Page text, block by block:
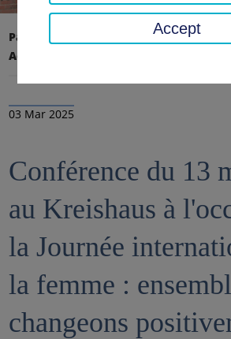
Page d'accueil
Conseil régional,
Actualités
03 Mar 2025
Conférence du 13
au Kreishaus à
la Journée
la femme :
changeons
Accept